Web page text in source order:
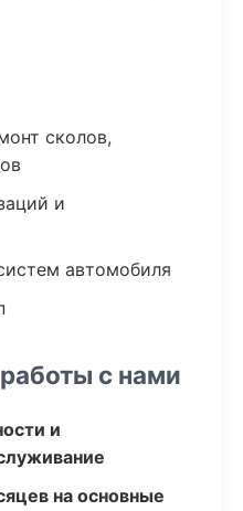
сколов,
и
автомобиля
с нами
и
на основные